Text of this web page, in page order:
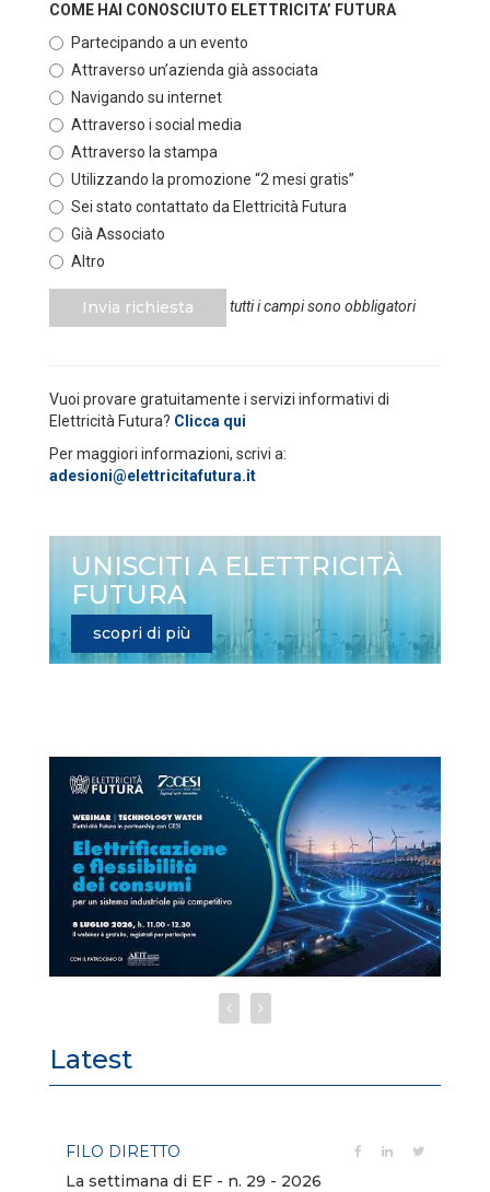
COME HAI CONOSCIUTO ELETTRICITA’ FUTURA
Partecipando a un evento
Attraverso un’azienda già associata
Navigando su internet
Attraverso i social media
Attraverso la stampa
Utilizzando la promozione “2 mesi gratis”
Sei stato contattato da Elettricità Futura
Già Associato
Altro
Invia richiesta tutti i campi sono obbligatori
Vuoi provare gratuitamente i servizi informativi di
Elettricità Futura? Clicca qui
Per maggiori informazioni, scrivi a:
adesioni@elettricitafutura.it
UNISCITI A ELETTRICITÀ
FUTURA
scopri di più
Latest
FILO DIRETTO
La settimana di EF - n. 29 - 2026